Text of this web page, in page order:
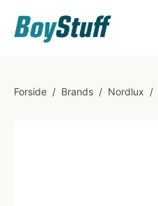
Forside / Brands / Nordlux /